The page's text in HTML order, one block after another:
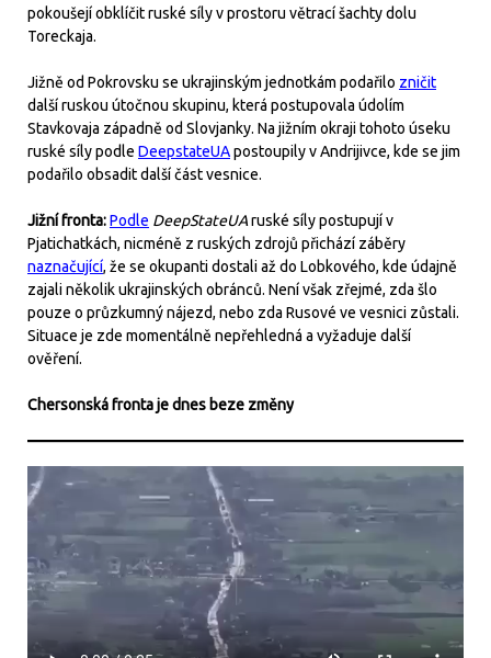
pokoušejí obklíčit ruské síly v prostoru větrací šachty dolu
Toreckaja.
Jižně od Pokrovsku se ukrajinským jednotkám podařilo zničit
další ruskou útočnou skupinu, která postupovala údolím
Stavkovaja západně od Slovjanky. Na jižním okraji tohoto úseku
ruské síly podle DeepstateUApostoupily v Andrijivce, kde se jim
podařilo obsadit další část vesnice.
Jižní fronta:Podle DeepStateUAruské síly postupují v
Pjatichatkách, nicméně z ruských zdrojů přichází záběry
naznačující, že se okupanti dostali až do Lobkového, kde údajně
zajali několik ukrajinských obránců. Není však zřejmé, zda šlo
pouze o průzkumný nájezd, nebo zda Rusové ve vesnici zůstali.
Situace je zde momentálně nepřehledná a vyžaduje další
ověření.
Chersonská fronta je dnes beze změny